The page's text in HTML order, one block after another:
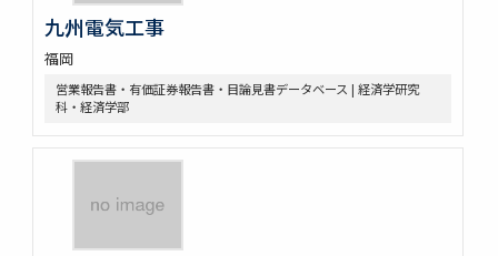
九州電気工事
福岡
営業報告書・有価証券報告書・目論見書データベース | 経済学研究
科・経済学部